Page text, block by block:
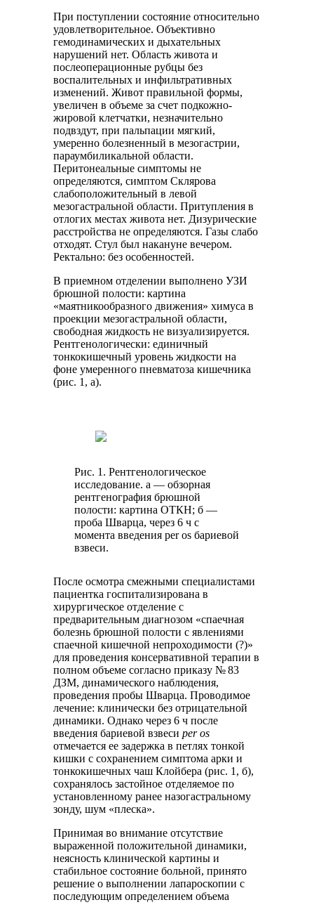
При поступлении состояние относительно
удовлетворительное. Объективно
гемодинамических и дыхательных
нарушений нет. Область живота и
послеоперационные рубцы без
воспалительных и инфильтративных
изменений. Живот правильной формы,
увеличен в объеме за счет подкожно-
жировой клетчатки, незначительно
подвздут, при пальпации мягкий,
умеренно болезненный в мезогастрии,
параумбиликальной области.
Перитонеальные симптомы не
определяются, симптом Склярова
слабоположительный в левой
мезогастральной области. Притупления в
отлогих местах живота нет. Дизурические
расстройства не определяются. Газы слабо
отходят. Стул был накануне вечером.
Ректально: без особенностей.
В приемном отделении выполнено УЗИ
брюшной полости: картина
«маятникообразного движения» химуса в
проекции мезогастральной области,
свободная жидкость не визуализируется.
Рентгенологически: единичный
тонкокишечный уровень жидкости на
фоне умеренного пневматоза кишечника
(рис. 1, а).
Рис. 1. Рентгенологическое
исследование. а — обзорная
рентгенография брюшной
полости: картина ОТКН; б —
проба Шварца, через 6 ч с
момента введения per os бариевой
взвеси.
После осмотра смежными специалистами
пациентка госпитализирована в
хирургическое отделение с
предварительным диагнозом «спаечная
болезнь брюшной полости с явлениями
спаечной кишечной непроходимости (?)»
для проведения консервативной терапии в
полном объеме согласно приказу № 83
ДЗМ, динамического наблюдения,
проведения пробы Шварца. Проводимое
лечение: клинически без отрицательной
динамики. Однако через 6 ч после
введения бариевой взвесиper os
отмечается ее задержка в петлях тонкой
кишки с сохранением симптома арки и
тонкокишечных чаш Клойбера (рис. 1, б),
сохранялось застойное отделяемое по
установленному ранее назогастральному
зонду, шум «плеска».
Принимая во внимание отсутствие
выраженной положительной динамики,
неясность клинической картины и
стабильное состояние больной, принято
решение о выполнении лапароскопии с
последующим определением объема